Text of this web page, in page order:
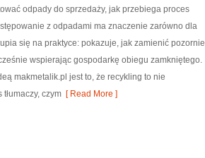
odpady do sprzedaży, jak przebiega proces
z odpadami ma znaczenie zarówno dla
się na praktyce: pokazuje, jak zamienić pozornie
wspierając gospodarkę obiegu zamkniętego.
makmetalik.pl jest to, że recykling to nie
czym [ Read More ]